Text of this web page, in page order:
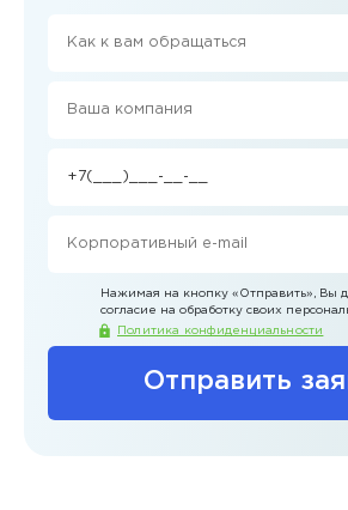
Отправить
Нажимая на кнопку «Отправить» , Вы
согласие на обработку своих
Политика конфиденциальности